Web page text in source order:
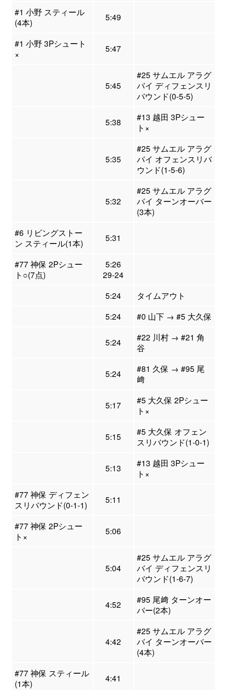
#1 小野 スティール
(4本)
5:49
#1 小野 3Pシュート
×
5:47
5:45
#25 サムエル アラグ
バイ ディフェンスリ
バウンド(0-5-5)
5:38
#13 越田 3Pシュー
ト×
5:35
#25 サムエル アラグ
バイ オフェンスリバ
ウンド(1-5-6)
5:32
#25 サムエル アラグ
バイ ターンオーバー
(3本)
#6 リビングストー
ン スティール(1本)
5:31
#77 神保 2Pシュー
ト○(7点)
5:26
29-24
5:24
タイムアウト
5:24
#0 山下 → #5 大久保
5:24
#22 川村 → #21 角
谷
5:24
#81 久保 → #95 尾
﨑
5:17
#5 大久保 2Pシュー
ト×
5:15
#5 大久保 オフェン
スリバウンド(1-0-1)
5:13
#13 越田 3Pシュー
ト×
#77 神保 ディフェン
スリバウンド(0-1-1)
5:11
#77 神保 2Pシュー
ト×
5:06
5:04
#25 サムエル アラグ
バイ ディフェンスリ
バウンド(1-6-7)
4:52
#95 尾﨑 ターンオー
バー(2本)
4:42
#25 サムエル アラグ
バイ ターンオーバー
(4本)
#77 神保 スティール
(1本)
4:41